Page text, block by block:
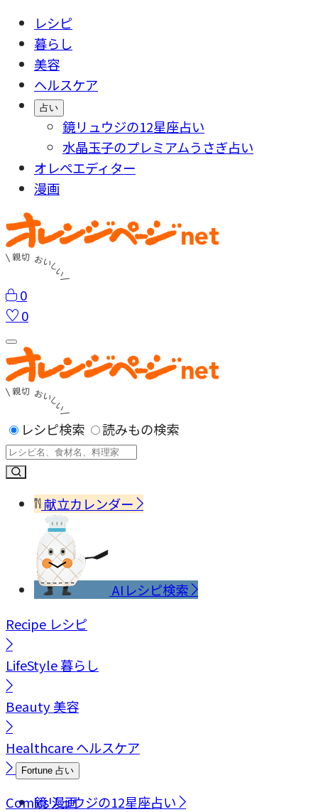
レシピ
暮らし
美容
ヘルスケア
占い
鏡リュウジの12星座占い
水晶玉子のプレミアムうさぎ占い
オレペエディター
漫画
0
0
レシピ検索 読みもの検索
献立カレンダー
AIレシピ検索
Recipe レシピ
LifeStyle暮らし
Beauty美容
Healthcareヘルスケア
Fortune 占い
鏡リュウジの12星座占い
Comics漫画